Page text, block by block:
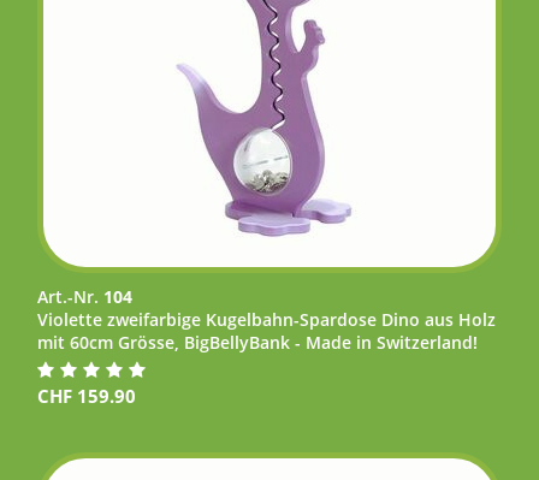
Art.-Nr. 104
Violette zweifarbige Kugelbahn-Spardose Dino aus Holz
mit 60cm Grösse, BigBellyBank - Made in Switzerland!
CHF 159.90